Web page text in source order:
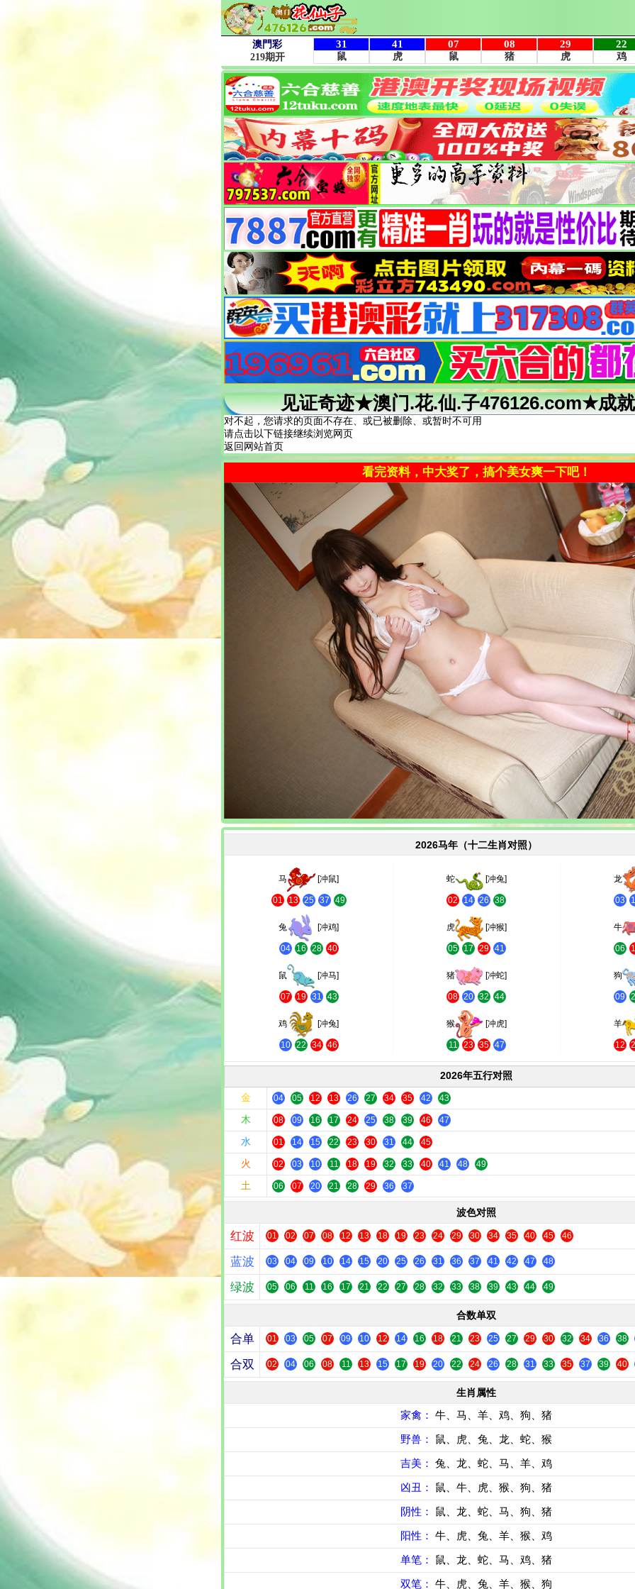
见证奇迹★澳门.花.仙.子476126.com★成
对不起，您请求的页面不存在、或已被删除、或暂时不可用
请点击以下链接继续浏览网页
返回网站首页
看完资料，中大奖了，搞个美女爽一下吧！
2026马年（十二生肖对照）
马 [冲鼠]
01 13 25 37 49
蛇 [冲兔]
02 14 26 38
龙
03
兔 [冲鸡]
04 16 28 40
虎 [冲猴]
05 17 29 41
牛
06
鼠 [冲马]
07 19 31 43
猪 [冲蛇]
08 20 32 44
狗
09
鸡 [冲兔]
10 22 34 46
猴 [冲虎]
11 23 35 47
羊
12
2026年五行对照
金
04 05 12 13 26 27 34 35 42 43
木 08 09 16 17 24 25 38 39 46 47
水 01 14 15 22 23 30 31 44 45
火 02 03 10 11 18 19 32 33 40 41 48 49
土 06 07 20 21 28 29 36 37
波色对照
红波 01 02 07 08 12 13 18 19 23 24 29 30 34 35 40 45 46
蓝波 03 04 09 10 14 15 20 25 26 31 36 37 41 42 47 48
绿波 05 06 11 16 17 21 22 27 28 32 33 38 39 43 44 49
合数单双
合单 01 03 05 07 09 10 12 14 16 18 21 23 25 27 29 30 32 34 36 38
合双 02 04 06 08 11 13 15 17 19 20 22 24 26 28 31 33 35 37 39 40
生肖属性
家禽： 牛、马、羊、鸡、狗、猪
野兽： 鼠、虎、兔、龙、蛇、猴
吉美： 兔、龙、蛇、马、羊、鸡
凶丑： 鼠、牛、虎、猴、狗、猪
阴性： 鼠、龙、蛇、马、狗、猪
阳性： 牛、虎、兔、羊、猴、鸡
单笔： 鼠、龙、蛇、马、鸡、猪
双笔： 牛、虎、兔、羊、猴、狗